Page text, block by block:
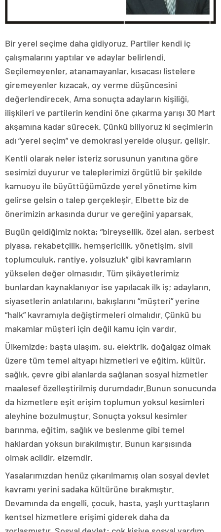
Bir yerel seçime daha gidiyoruz. Partiler kendi iç
çalışmalarını yaptılar ve adaylar belirlendi.
Seçilemeyenler, atanamayanlar, kısacası listelere
giremeyenler kızacak, oy verme düşüncesini
değerlendirecek. Ama sonuçta adayların kişiliği,
ilişkileri ve partilerin kendini öne çıkarma yarışı 30 Mart
akşamına kadar sürecek. Çünkü biliyoruz ki seçimlerin
adı “yerel seçim” ve demokrasi yerelde oluşur, gelişir.
Kentli olarak neler isteriz sorusunun yanıtına göre
sesimizi duyurur ve taleplerimizi örgütlü bir şekilde
kamuoyu ile büyüttüğümüzde yerel yönetime kim
gelirse gelsin o talep gerçekleşir. Elbette biz de
önerimizin arkasında durur ve gereğini yaparsak.
Bugün geldiğimiz nokta; “bireysellik, özel alan, serbest
piyasa, rekabetçilik, hemşericilik, yönetişim, sivil
toplumculuk, rantiye, yolsuzluk” gibi kavramların
yükselen değer olmasıdır. Tüm şikâyetlerimiz
bunlardan kaynaklanıyor ise yapılacak ilk iş; adayların,
siyasetlerin anlatılarını, bakışlarını “müşteri” yerine
“halk” kavramıyla değiştirmeleri olmalıdır. Çünkü bu
makamlar müşteri için değil kamu için vardır.
Ülkemizde; başta ulaşım, su, elektrik, doğalgaz olmak
üzere tüm temel altyapı hizmetleri ve eğitim, kültür,
sağlık, çevre gibi alanlarda sağlanan sosyal hizmetler
maalesef özelleştirilmiş durumdadır.Bunun sonucunda
da hizmetlere eşit erişim toplumun yoksul kesimleri
aleyhine bozulmuştur. Sonuçta yoksul kesimler
barınma, eğitim, sağlık ve beslenme gibi temel
haklardan yoksun bırakılmıştır. Bunun karşısında
olmak acildir, elzemdir.
Yasalarımızdan henüz çıkarılmamış olan sosyal devlet
kavramı yerini sadaka kültürüne bırakmıştır.
Devamında da engelli, çocuk, hasta, yaşlı yurttaşların
kentsel hizmetlere erişimi giderek daha da